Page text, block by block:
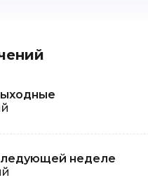
неделе